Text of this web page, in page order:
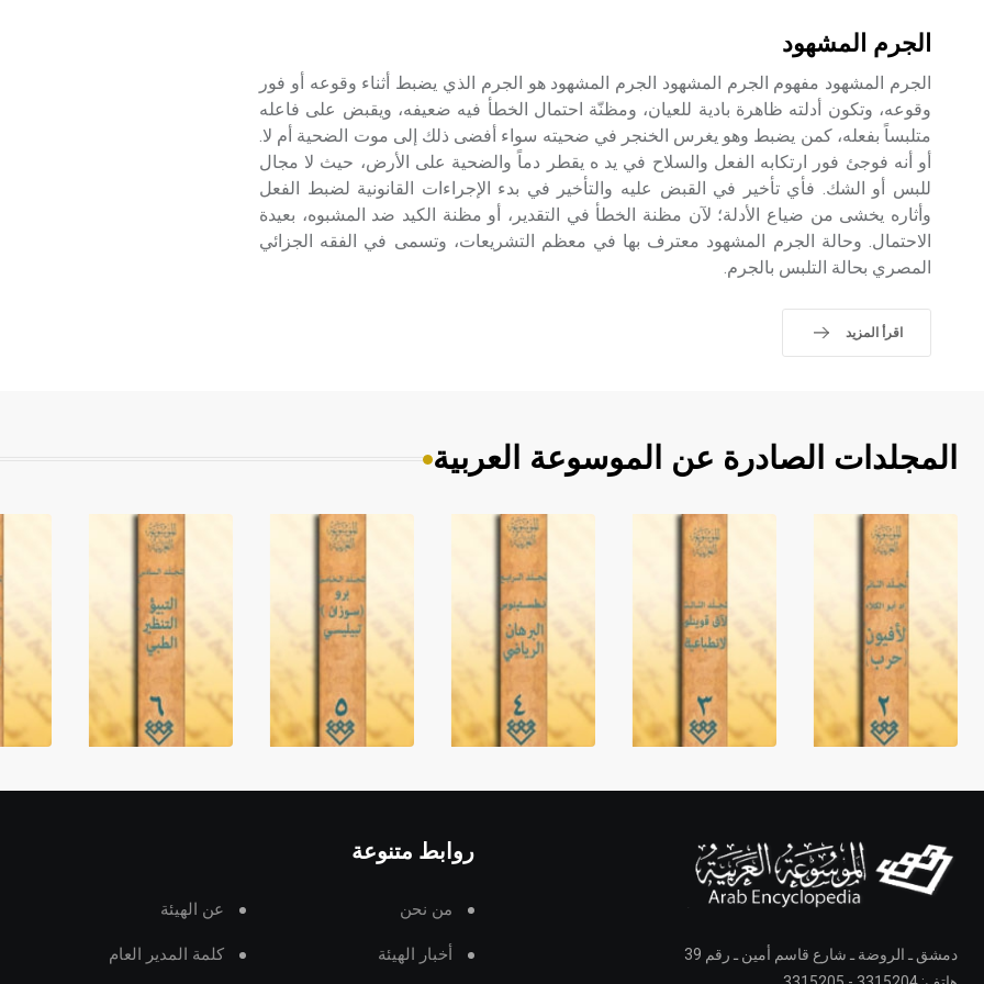
الجرم المشهود
الجرم المشهود مفهوم الجرم المشهود الجرم المشهود هو الجرم الذي يضبط أثناء وقوعه أو فور
وقوعه، وتكون أدلته ظاهرة بادية للعيان، ومظنّة احتمال الخطأ فيه ضعيفه، ويقبض على فاعله
متلبساً بفعله، كمن يضبط وهو يغرس الخنجر في ضحيته سواء أفضى ذلك إلى موت الضحية أم لا.
أو أنه فوجئ فور ارتكابه الفعل والسلاح في يد ه يقطر دماً والضحية على الأرض، حيث لا مجال
للبس أو الشك. فأي تأخير في القبض عليه والتأخير في بدء الإجراءات القانونية لضبط الفعل
وأثاره يخشى من ضياع الأدلة؛ لآن مظنة الخطأ في التقدير، أو مظنة الكيد ضد المشبوه، بعيدة
الاحتمال. وحالة الجرم المشهود معترف بها في معظم التشريعات، وتسمى في الفقه الجزائي
المصري بحالة التلبس بالجرم.
اقرأ المزيد
المجلدات الصادرة عن الموسوعة العربية
دمشق ـ الروضة ـ شارع قاسم أمين ـ رقم 39
روابط متنوعة
من نحن عن الهيئة
أخبار الهيئة كلمة المدير العام